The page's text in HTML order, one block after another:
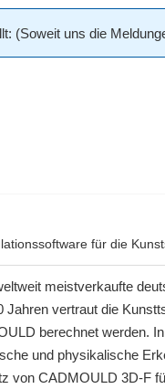
(Soweit uns die
für die
meistverkaufte
Jahren vertraut die
berechnet werden.
und physikalische
von CADMOULD 3D-F